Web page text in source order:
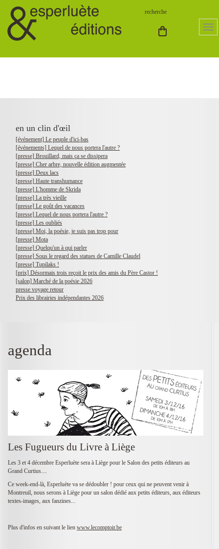
en un clin d'œil
[événement] Le peuple d'ici-bas
[événements] Lequel de nous portera l'autre ?
[presse] Brouillard, mais ça se dissipera
[presse] Cher arbre, nouvelle édition augmentée
[presse] Deux lacs
[presse] Haute transhumance
[presse] L'homme de Skrida
[presse] La très vieille
[presse] Le goût des vacances
[presse] Lequel de nous portera l'autre ?
[presse] Les oubliés
[presse] Moi, la poésie, je suis pas trop pour
[presse] Mota
[presse] Quelqu'un à qui parler
[presse] Sous le regard des statues de Camille Claudel
[presse] Tupilaks !
[prix] Désormais trois reçoit le prix des amis du Père Castor !
[salon] Marché de la poésie 2026
presse voyage retour
Prix des librairies indépendantes 2026
agenda
Les Fugueurs du Livre à Liège
Les 3 et 4 décembre Esperluète sera à Liège pour le Salon des petits éditeurs au
Grand Curtius....
Ce week-end-là, Esperluète va se dédoubler ! pour ceux qui ne peuvent venir à
Montreuil, nous serons à Liège pour un salon dédié aux petits éditeurs, aux éditeurs
textes-images, aux fanzines...
Plus d'infos en suivant le lien www.lecomptoir.be